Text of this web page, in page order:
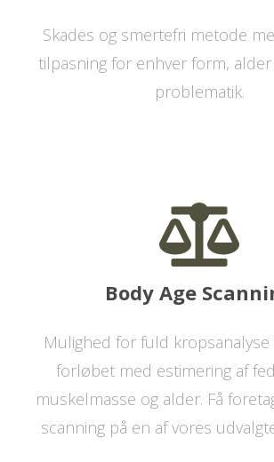
Skades og smertefri metode
tilpasning for enhver form,
problematik.
Body Age
Mulighed for fuld
forløbet med estimering af
muskelmasse og alder. Få
scanning på en af vores